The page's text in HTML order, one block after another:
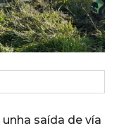
saída de vía